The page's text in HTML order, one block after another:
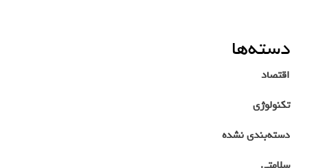
دسته‌ها
اقتصاد
تکنولوژی
دسته‌بندی نشده